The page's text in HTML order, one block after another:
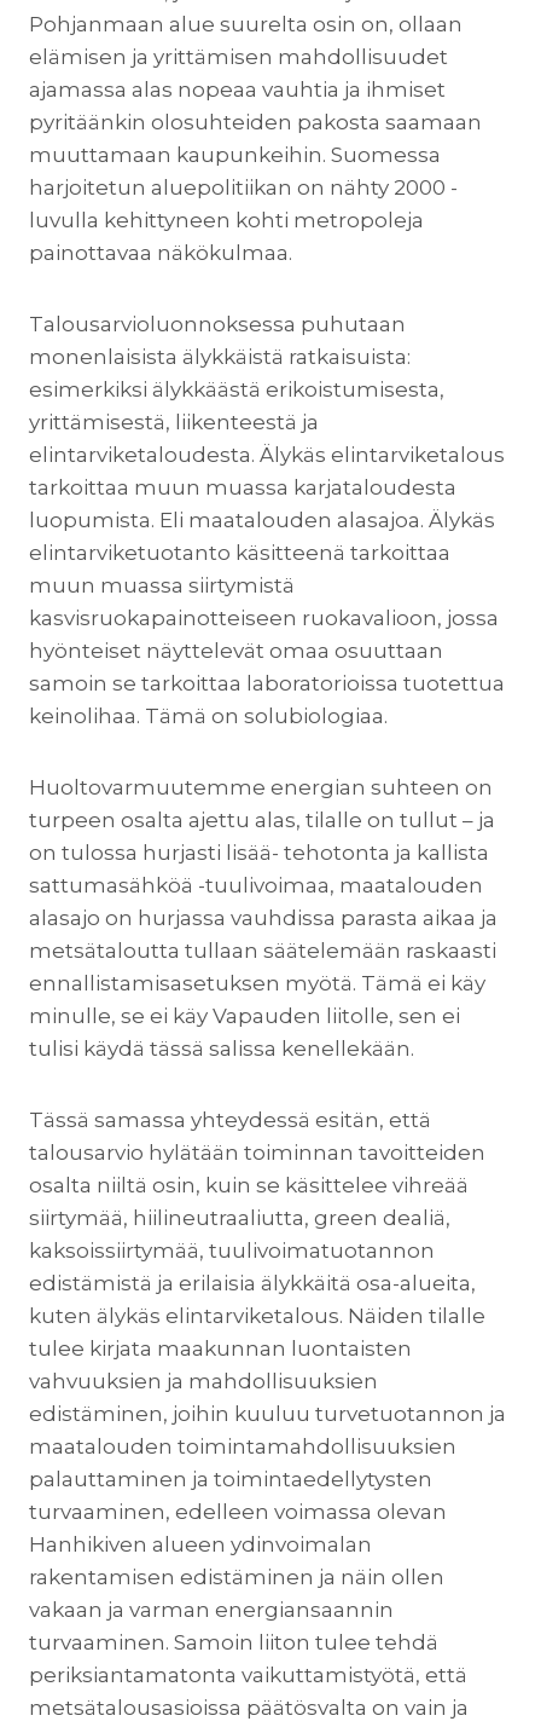
Pohjanmaan alue suurelta osin on, ollaan
elämisen ja yrittämisen mahdollisuudet
ajamassa alas nopeaa vauhtia ja ihmiset
pyritäänkin olosuhteiden pakosta saamaan
muuttamaan kaupunkeihin. Suomessa
harjoitetun aluepolitiikan on nähty 2000 -
luvulla kehittyneen kohti metropoleja
painottavaa näkökulmaa.
Talousarvioluonnoksessa puhutaan
monenlaisista älykkäistä ratkaisuista:
esimerkiksi älykkäästä erikoistumisesta,
yrittämisestä, liikenteestä ja
elintarviketaloudesta. Älykäs elintarviketalous
tarkoittaa muun muassa karjataloudesta
luopumista. Eli maatalouden alasajoa. Älykäs
elintarviketuotanto käsitteenä tarkoittaa
muun muassa siirtymistä
kasvisruokapainotteiseen ruokavalioon, jossa
hyönteiset näyttelevät omaa osuuttaan
samoin se tarkoittaa laboratorioissa tuotettua
keinolihaa. Tämä on solubiologiaa.
Huoltovarmuutemme energian suhteen on
turpeen osalta ajettu alas, tilalle on tullut – ja
on tulossa hurjasti lisää- tehotonta ja kallista
sattumasähköä -tuulivoimaa, maatalouden
alasajo on hurjassa vauhdissa parasta aikaa ja
metsätaloutta tullaan säätelemään raskaasti
ennallistamisasetuksen myötä. Tämä ei käy
minulle, se ei käy Vapauden liitolle, sen ei
tulisi käydä tässä salissa kenellekään.
Tässä samassa yhteydessä esitän, että
talousarvio hylätään toiminnan tavoitteiden
osalta niiltä osin, kuin se käsittelee vihreää
siirtymää, hiilineutraaliutta, green dealiä,
kaksoissiirtymää, tuulivoimatuotannon
edistämistä ja erilaisia älykkäitä osa-alueita,
kuten älykäs elintarviketalous. Näiden tilalle
tulee kirjata maakunnan luontaisten
vahvuuksien ja mahdollisuuksien
edistäminen, joihin kuuluu turvetuotannon ja
maatalouden toimintamahdollisuuksien
palauttaminen ja toimintaedellytysten
turvaaminen, edelleen voimassa olevan
Hanhikiven alueen ydinvoimalan
rakentamisen edistäminen ja näin ollen
vakaan ja varman energiansaannin
turvaaminen. Samoin liiton tulee tehdä
periksiantamatonta vaikuttamistyötä, että
metsätalousasioissa päätösvalta on vain ja